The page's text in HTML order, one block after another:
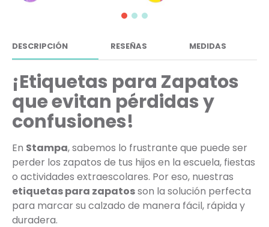
DESCRIPCIÓN RESEÑAS MEDIDAS
¡Etiquetas para Zapatos
que evitan pérdidas y
confusiones!
En Stampa, sabemos lo frustrante que puede ser
perder los zapatos de tus hijos en la escuela, fiestas
o actividades extraescolares. Por eso, nuestras
etiquetas para zapatosson la solución perfecta
para marcar su calzado de manera fácil, rápida y
duradera.